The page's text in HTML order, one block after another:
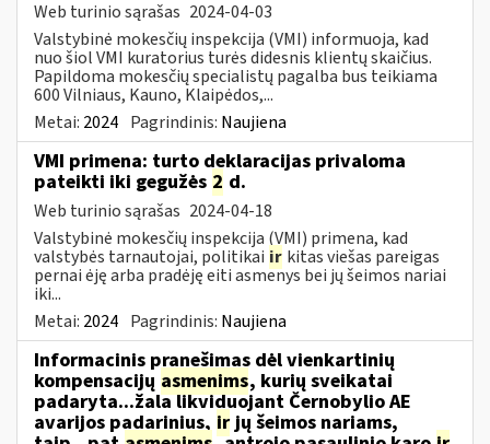
Web turinio sąrašas 2024-04-03
Valstybinė mokesčių inspekcija (VMI) informuoja, kad
nuo šiol VMI kuratorius turės didesnis klientų skaičius.
Papildoma mokesčių specialistų pagalba bus teikiama
600 Vilniaus, Kauno, Klaipėdos,...
Metai: 2024 Pagrindinis: Naujiena
VMI primena: turto deklaracijas privaloma
pateikti iki gegužės 2 d.
Web turinio sąrašas 2024-04-18
Valstybinė mokesčių inspekcija (VMI) primena, kad
valstybės tarnautojai, politikai ir kitas viešas pareigas
pernai ėję arba pradėję eiti asmenys bei jų šeimos nariai
iki...
Metai: 2024 Pagrindinis: Naujiena
Informacinis pranešimas dėl vienkartinių
kompensacijų asmenims, kurių sveikatai
padaryta...žala likviduojant Černobylio AE
avarijos padarinius, irjų šeimos nariams,